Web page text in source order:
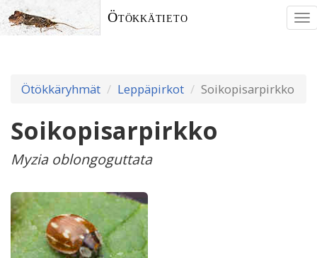
Ötökkätieto
Ötökkäryhmät Leppäpirkot Soikopisarpirkko
Soikopisarpirkko
Myzia oblongoguttata